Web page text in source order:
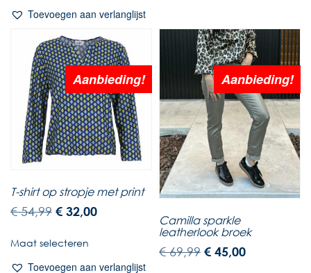
Toevoegen aan verlanglijst
Aanbieding!
T-shirt op stropje met print
€54,99 € 32,00
Maat selecteren
Toevoegen aan verlanglijst
Aanbieding!
Camilla sparkle
leatherlook broek
€69,99 € 45,00